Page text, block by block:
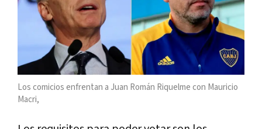
Los comicios enfrentan a Juan Román Riquelme con Mauricio
Macri,